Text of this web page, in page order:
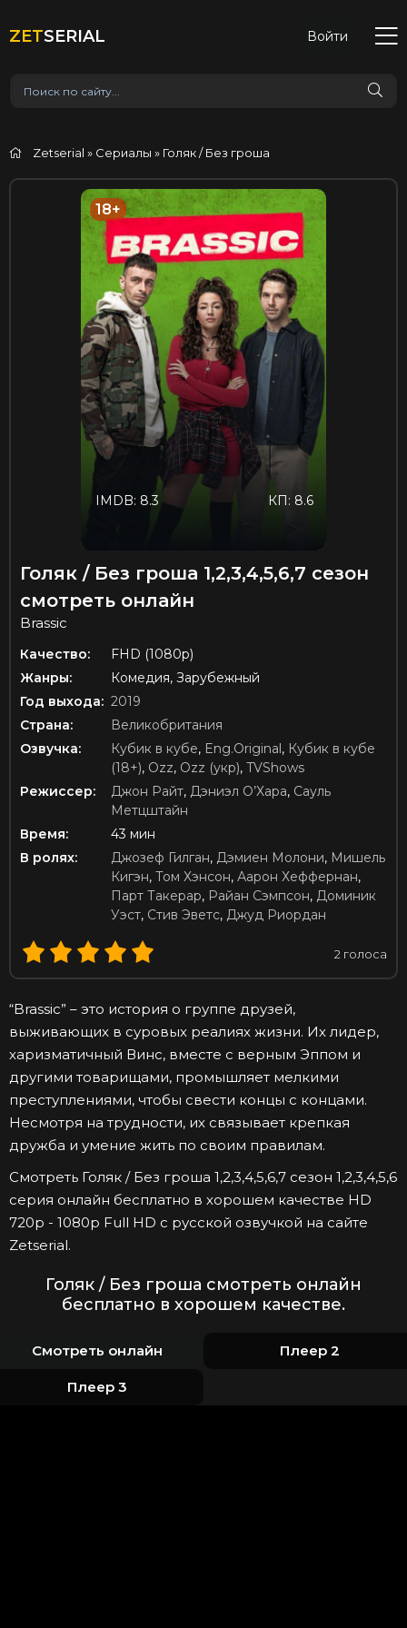
ZETSERIAL Войти
Zetserial » Сериалы » Голяк / Без гроша
18+
КП: 8.6
IMDB: 8.3
Голяк / Без гроша 1,2,3,4,5,6,7 сезон
смотреть онлайн
Brassic
Качество:
FHD (1080p)
Жанры:
Комедия, Зарубежный
Год выхода: 2019
Страна:
Великобритания
Озвучка:
Кубик в кубе, Eng.Original , Кубик в кубе
(18+), Ozz, Ozz (укр), TVShows
Режиссер:
Джон Райт, Дэниэл О’Хара, Сауль
Метцштайн
Время:
43 мин
В ролях:
Джозеф Гилган, Дэмиен Молони, Мишель
Кигэн, Том Хэнсон, Аарон Хеффернан,
Парт Такерар, Райан Сэмпсон, Доминик
Уэст, Стив Эветс, Джуд Риордан
2 голоса
“Brassic” – это история о группе друзей,
выживающих в суровых реалиях жизни. Их лидер,
харизматичный Винс, вместе с верным Эппом и
другими товарищами, промышляет мелкими
преступлениями, чтобы свести концы с концами.
Несмотря на трудности, их связывает крепкая
дружба и умение жить по своим правилам.
Смотреть Голяк / Без гроша 1,2,3,4,5,6,7 сезон 1,2,3,4,5,6
серия онлайн бесплатно в хорошем качестве HD
720p - 1080p Full HD с русской озвучкой на сайте
Zetserial.
Голяк / Без гроша смотреть онлайн
бесплатно в хорошем качестве.
Смотреть онлайн Плеер 2
Плеер 3